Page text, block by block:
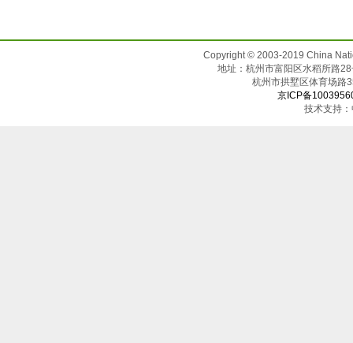
Copyright © 2003-2019 China
地址：杭州市富阳区水稻所路
杭州市拱墅区体
京ICP备
技术支持